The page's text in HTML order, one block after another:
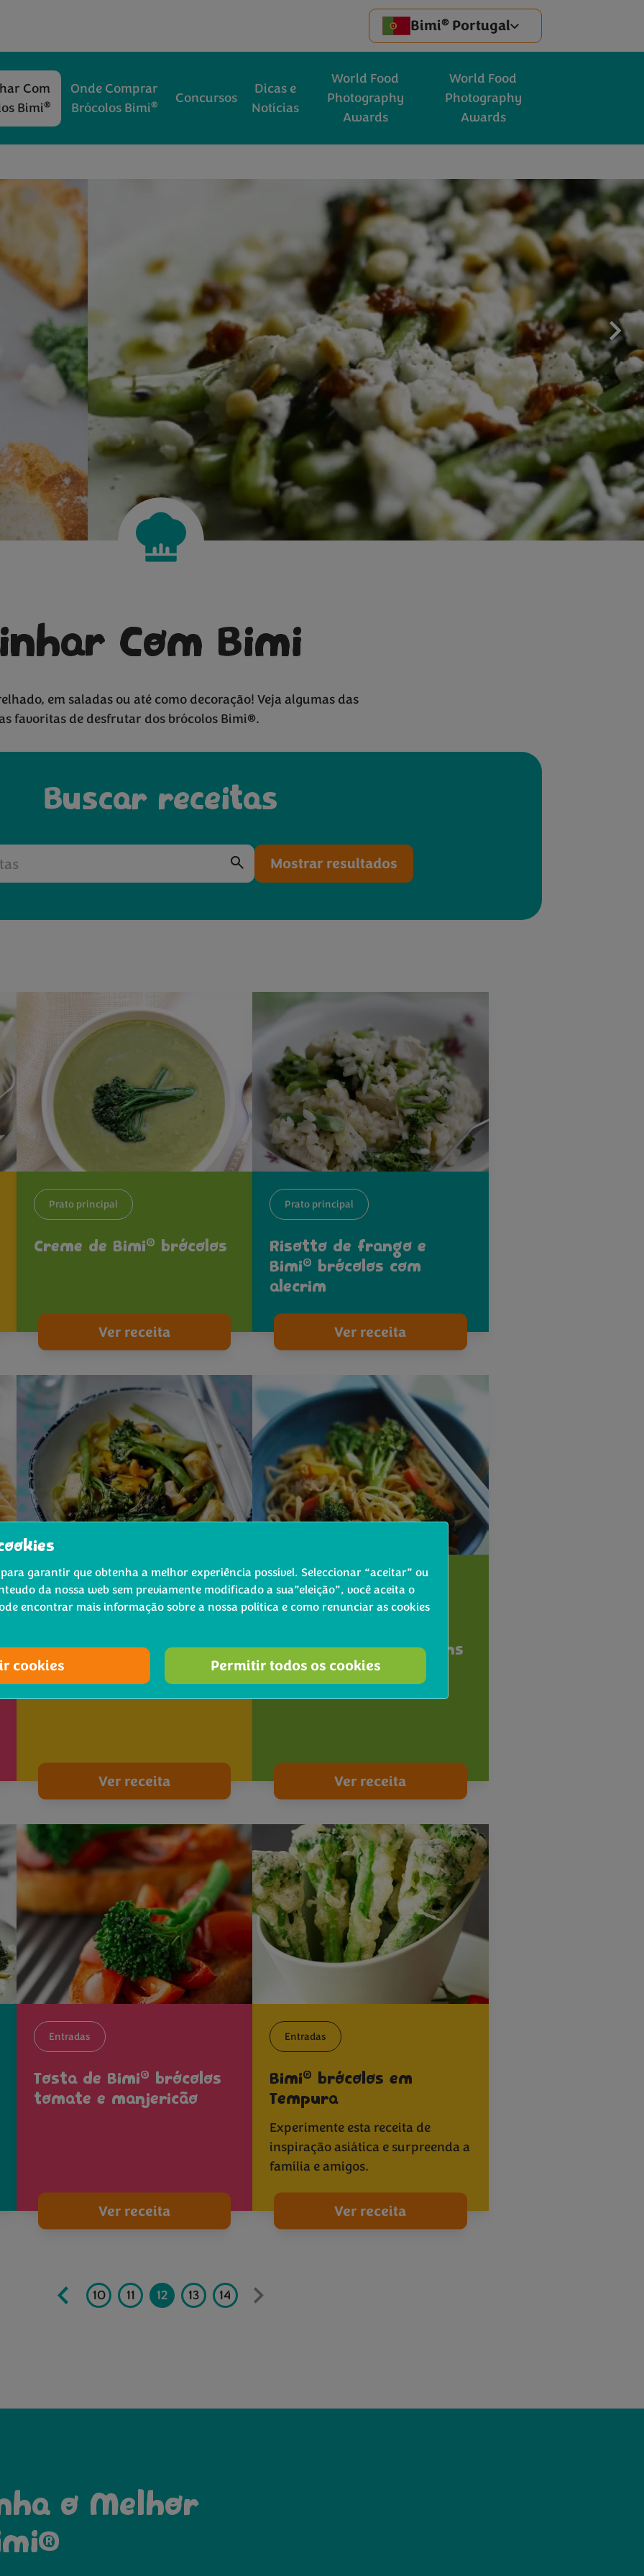
Bimi® Portugal
Com
Bimi®
Onde Comprar
Brócolos Bimi® Concursos
Dicas e
Notícias
World Food
Photography
Awards
World Food
Photography
Awards
com queijo de cabra e
tomate
Com Bimi
em saladas ou até como decoração! Veja algumas das
favoritas de desfrutar dos brócolos Bimi®.
Buscar receitas
Mostrar resultados
Prato principal
Creme de Bimi® brócolos
Ver receita
Prato principal
Risotto de frango e
Bimi® brócolos com
alecrim
Ver receita
Prato principal
brócolos com tofu e caju
Ver receita
Prato principal
brócolos com amendoins
Ver receita
Entradas
Tosta de Bimi® brócolos
tomate e manjericão
Ver receita
Entradas
Bimi® brócolos em
Tempura
Experimente esta receita de
inspiração asiática e surpreenda a
família e amigos.
Ver receita
9 10 11 12 13 14
o Melhor
garantir que obtenha a melhor experiência possível. Seleccionar “aceitar” ou
da nossa web sem previamente modificado a sua”eleição”, você aceita o
encontrar mais informação sobre a nossa política e como renunciar as cookies
cookies Permitir todos os cookies